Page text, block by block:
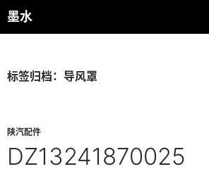
跳
至
墨水
搜
索
标签归档：导风罩
陕汽配件
DZ13241870025